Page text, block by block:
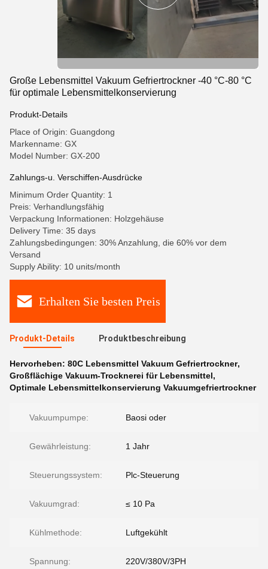
Große Lebensmittel Vakuum Gefriertrockner -40 °C-80 °C
für optimale Lebensmittelkonservierung
Produkt-Details
Place of Origin: Guangdong
Markenname: GX
Model Number: GX-200
Zahlungs-u. Verschiffen-Ausdrücke
Minimum Order Quantity: 1
Preis: Verhandlungsfähig
Verpackung Informationen: Holzgehäuse
Delivery Time: 35 days
Zahlungsbedingungen: 30% Anzahlung, die 60% vor dem
Versand
Supply Ability: 10 units/month
Erhalten Sie besten Preis
Produkt-Details Produktbeschreibung
Hervorheben: 80C Lebensmittel Vakuum Gefriertrockner,
Großflächige Vakuum-Trocknerei für Lebensmittel,
Optimale Lebensmittelkonservierung Vakuumgefriertrockner
Vakuumpumpe: Baosi oder
Gewährleistung: 1 Jahr
Steuerungssystem: Plc-Steuerung
Vakuumgrad: ≤ 10 Pa
Kühlmethode: Luftgekühlt
Spannung: 220V/380V/3PH